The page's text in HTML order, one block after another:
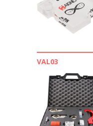
VAL03